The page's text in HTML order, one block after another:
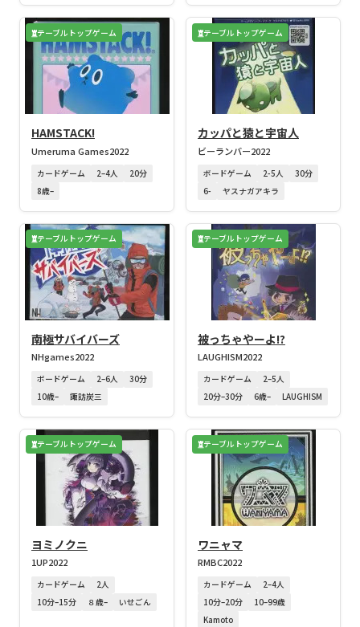
テーブルトップゲーム
HAMSTACK!
Umeruma Games2022
カードゲーム 2–4人
20分
8歳–
テーブルトップゲーム
カッパと猿と宇宙人
ビーランバー2022
ボードゲーム 2-5人
30分
6-
ヤスナガアキラ
テーブルトップゲーム
南極サバイバーズ
NHgames2022
ボードゲーム 2–6人
30分
10歳–
諏訪炭三
テーブルトップゲーム
被っちゃやーよ!?
LAUGHISM2022
カードゲーム
2–5人
20分–30分
6歳– LAUGHISM
テーブルトップゲーム
ヨミノクニ
1UP2022
カードゲーム
2人
10分–15分
８歳– いせごん
テーブルトップゲーム
ワニャマ
RMBC2022
カードゲーム
2–4人
10分–20分
10–99歳
Kamoto